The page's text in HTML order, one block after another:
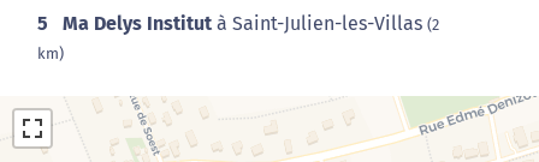
5 Ma Delys Institut à Saint-Julien-les-Villas (2
km)